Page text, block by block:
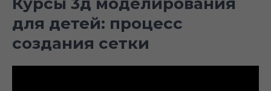
для детей: процесс
создания сетки